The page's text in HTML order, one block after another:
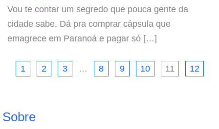
Vou te contar um segredo que pouca gente da
cidade sabe. Dá pra comprar cápsula que
emagrece em Paranoá e pagar só […]
1 2 3 … 8 9 10 11 12
Sobre